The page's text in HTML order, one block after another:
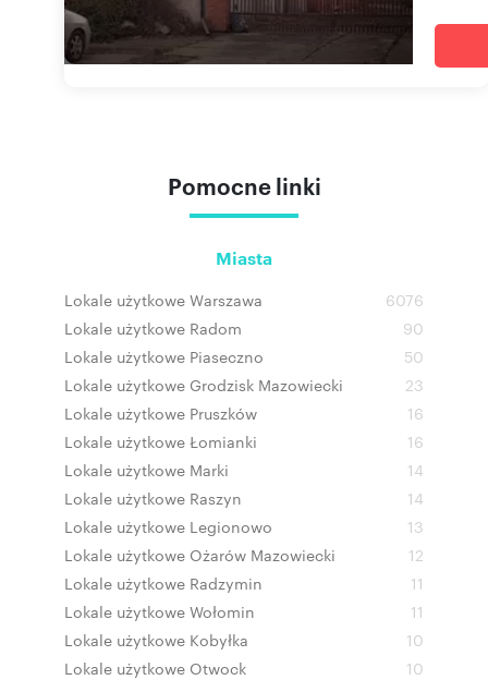
Pomocne linki
Miasta
Lokale użytkowe Warszawa
6076
Lokale użytkowe Radom
90
Lokale użytkowe Piaseczno
50
Lokale użytkowe Grodzisk Mazowiecki
23
Lokale użytkowe Pruszków
16
Lokale użytkowe Łomianki
16
Lokale użytkowe Marki
14
Lokale użytkowe Raszyn
14
Lokale użytkowe Legionowo
13
Lokale użytkowe Ożarów Mazowiecki
12
Lokale użytkowe Radzymin
11
Lokale użytkowe Wołomin
11
Lokale użytkowe Kobyłka
10
Lokale użytkowe Otwock
10